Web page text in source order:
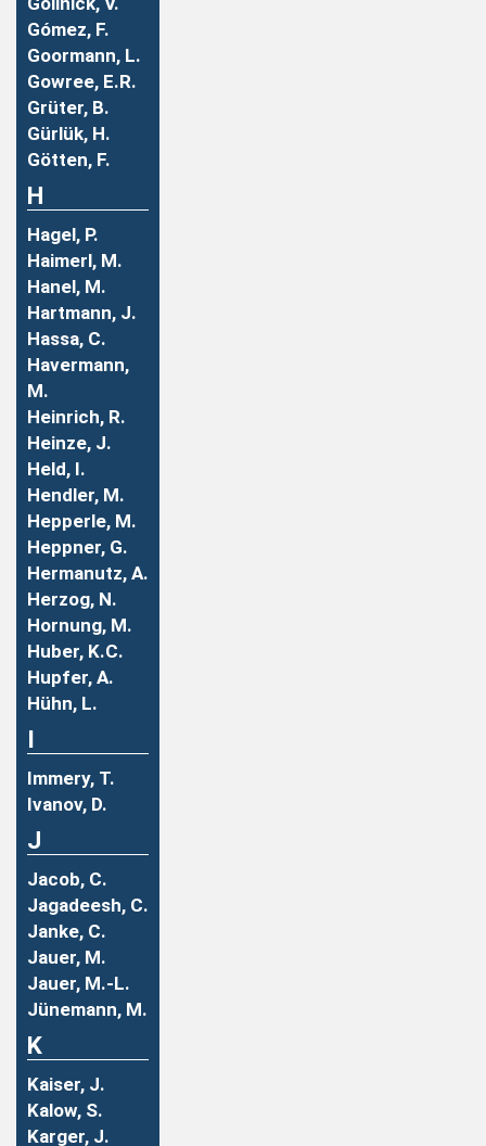
Gómez, F.
Goormann, L.
Gowree, E.R.
Grüter, B.
Gürlük, H.
Götten, F.
H
Hagel, P.
Haimerl, M.
Hanel, M.
Hartmann, J.
Hassa, C.
Havermann,
M.
Heinrich, R.
Heinze, J.
Held, I.
Hendler, M.
Hepperle, M.
Heppner, G.
Hermanutz, A.
Herzog, N.
Hornung, M.
Huber, K.C.
Hupfer, A.
Hühn, L.
I
Immery, T.
Ivanov, D.
J
Jacob, C.
Jagadeesh, C.
Janke, C.
Jauer, M.
Jauer, M.-L.
Jünemann, M.
K
Kaiser, J.
Kalow, S.
Karger, J.